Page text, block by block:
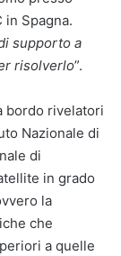
in Spagna.
supporto a
risolverlo”.
bordo rivelatori
Nazionale di
di
in grado
la
che
a quelle